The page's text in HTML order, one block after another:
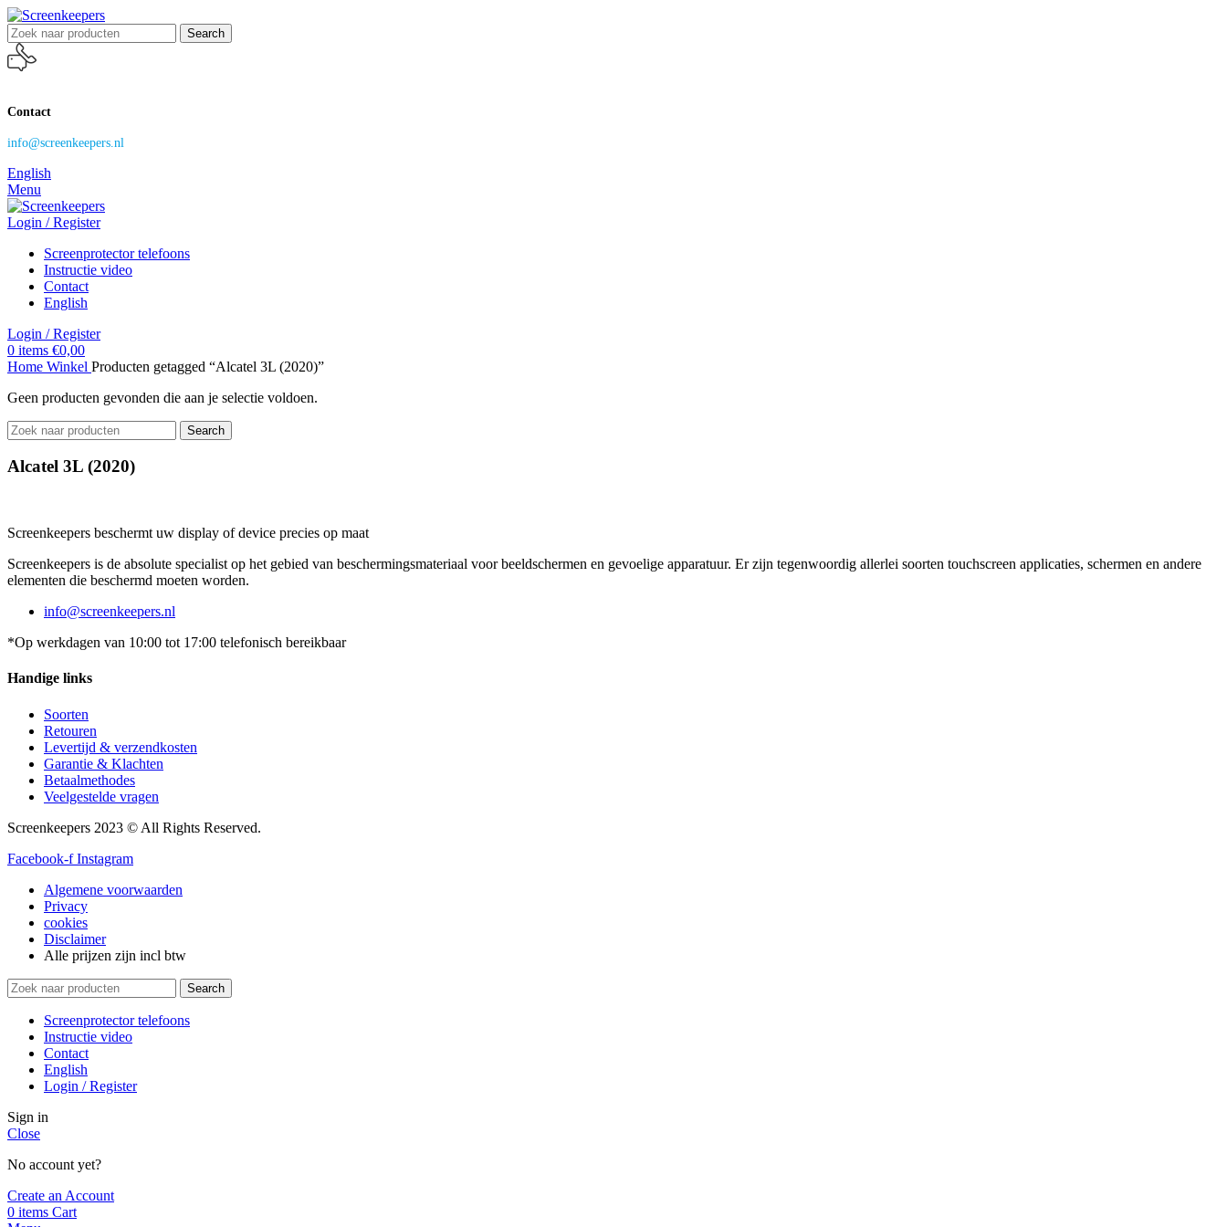
Search
Contact
info@screenkeepers.nl
English
Menu
Login / Register
Screenprotector telefoons
Instructie video
Contact
English
Login / Register
0 items €0,00
Home Winkel Producten getagged “Alcatel 3L (2020)”
Geen producten gevonden die aan je selectie voldoen.
Search
Alcatel 3L (2020)
Screenkeepers beschermt uw display of device precies op maat
Screenkeepers is de absolute specialist op het gebied van beschermingsmateriaal voor beeldschermen en gevoelige apparatuur. Er zijn tegenwoordig allerlei soorten touchscreen applicaties, schermen en andere
elementen die beschermd moeten worden.
info@screenkeepers.nl
*Op werkdagen van 10:00 tot 17:00 telefonisch bereikbaar
Handige links
Soorten
Retouren
Levertijd & verzendkosten
Garantie & Klachten
Betaalmethodes
Veelgestelde vragen
Screenkeepers 2023 © All Rights Reserved.
Facebook-f Instagram
Algemene voorwaarden
Privacy
cookies
Disclaimer
Alle prijzen zijn incl btw
Search
Screenprotector telefoons
Instructie video
Contact
English
Login / Register
Sign in
Close
No account yet?
Create an Account
0 items Cart